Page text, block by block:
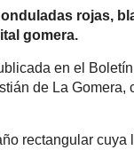
rojas,
gomera.
en el
de La Gomera,
rectangular